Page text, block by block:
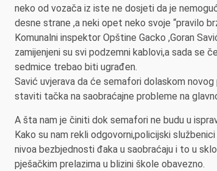
neko od vozača iz iste ne dosjeti da je
desne strane ,a neki opet neko svoje “pravilo
Komunalni inspektor Opštine Gacko ,Goran
zamijenjeni su svi podzemni kablovi,a sada se
sedmice trebao biti ugrađen.
Savić uvjerava da će semafori dolaskom
staviti tačka na saobraćajne probleme na
A šta nam je činiti dok semafori ne budu u
Kako su nam rekli odgovorni,policijski
nivoa bezbjednosti đaka u saobraćaju i to u
pješačkim prelazima u blizini škole obavezno.